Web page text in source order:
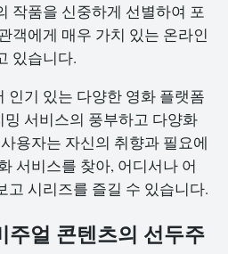
작품을 신중하게 선별하여 포
객에게 매우 가치 있는 온라인
있습니다.
인기 있는 다양한 영화 플랫폼
서비스의 풍부하고 다양화
용자는 자신의 취향과 필요에
서비스를 찾아, 어디서나 어
고 시리즈를 즐길 수 있습니다.
얼 콘텐츠의 선두주